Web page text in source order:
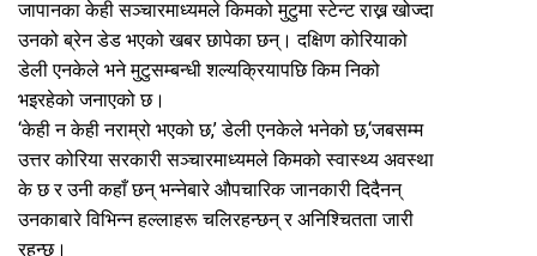
जापानका केही सञ्चारमाध्यमले किमको मुटुमा स्टेन्ट राख्न खोज्दा
उनको ब्रेन डेड भएको खबर छापेका छन्। दक्षिण कोरियाको
डेली एनकेले भने मुटुसम्बन्धी शल्यक्रियापछि किम निको
भइरहेको जनाएको छ।
‘केही न केही नराम्रो भएको छ,’ डेली एनकेले भनेको छ,‘जबसम्म
उत्तर कोरिया सरकारी सञ्चारमाध्यमले किमको स्वास्थ्य अवस्था
के छ र उनी कहाँ छन् भन्नेबारे औपचारिक जानकारी दिदैनन्
उनकाबारे विभिन्न हल्लाहरू चलिरहन्छन् र अनिश्चितता जारी
रहन्छ।